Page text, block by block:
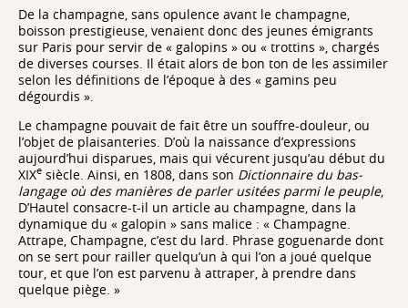
De la champagne, sans opulence avant le champagne,
boisson prestigieuse, venaient donc des jeunes émigrants
sur Paris pour servir de « galopins » ou « trottins », chargés
de diverses courses. Il était alors de bon ton de les assimiler
selon les définitions de l’époque à des « gamins peu
dégourdis ».
Le champagne pouvait de fait être un souffre-douleur, ou
l’objet de plaisanteries. D’où la naissance d’expressions
aujourd’hui disparues, mais qui vécurent jusqu’au début du
XIXe siècle. Ainsi, en 1808, dans son Dictionnaire du bas-
langage où des manières de parler usitées parmi le peuple,
D’Hautel consacre-t-il un article au champagne, dans la
dynamique du « galopin » sans malice : « Champagne.
Attrape, Champagne, c’est du lard. Phrase goguenarde dont
on se sert pour railler quelqu’un à qui l’on a joué quelque
tour, et que l’on est parvenu à attraper, à prendre dans
quelque piège. »